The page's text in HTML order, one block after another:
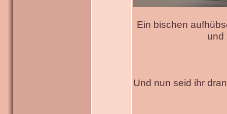
Ein bischen
und
Und nun seid ihr